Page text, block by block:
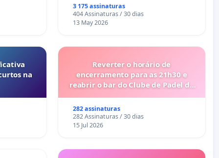
3 175 assinaturas
404 Assinaturas / 30 dias
13 May 2026
na
Reverter o horário de
encerramento para as 21h30 e
reabrir o bar do Clube de Padel de
282 assinaturas
282 Assinaturas / 30 dias
15 Jul 2026